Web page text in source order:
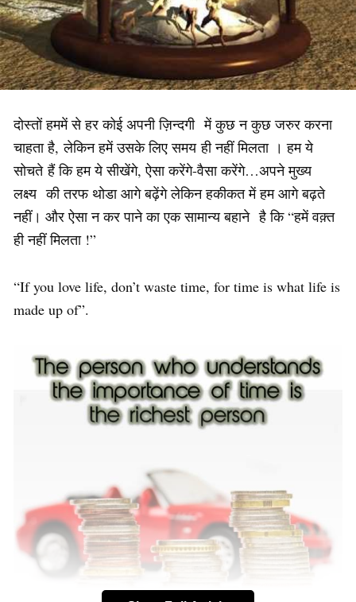
दोस्तों हममें से हर कोई अपनी ज़िन्दगी में कुछ न कुछ जरुर करना
चाहता है, लेकिन हमें उसके लिए समय ही नहीं मिलता । हम ये
सोचते हैं कि हम ये सीखेंगे, ऐसा करेंगे-वैसा करेंगे…अपने मुख्य
लक्ष्य की तरफ थोडा आगे बढ़ेंगे लेकिन हकीकत में हम आगे बढ़ते
नहीं। और ऐसा न कर पाने का एक सामान्य बहाने है कि “हमें वक़्त
ही नहीं मिलता !”
“If you love life, don’t waste time, for time is what life is
made up of”.